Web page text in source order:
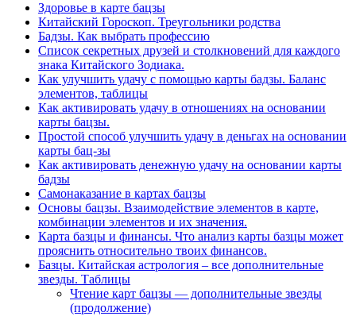
Здоровье в карте бацзы
Китайский Гороскоп. Треугольники родства
Бадзы. Как выбрать профессию
Список секретных друзей и cтолкновений для каждого
знака Китайского Зодиака.
Как улучшить удачу с помощью карты бадзы. Баланс
элементов, таблицы
Как активировать удачу в отношениях на основании
карты бацзы.
Простой способ улучшить удачу в деньгах на основании
карты бац-зы
Как активировать денежную удачу на основании карты
бадзы
Самонаказание в картах бацзы
Основы бацзы. Взаимодействие элементов в карте,
комбинации элементов и их значения.
Карта базцы и финансы. Что анализ карты базцы может
прояснить относительно твоих финансов.
Базцы. Китайская астрология – все дополнительные
звезды. Таблицы
Чтение карт бацзы — дополнительные звезды
(продолжение)